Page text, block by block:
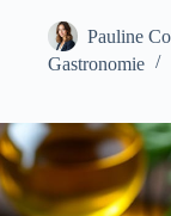
Pauline
Gastronomie